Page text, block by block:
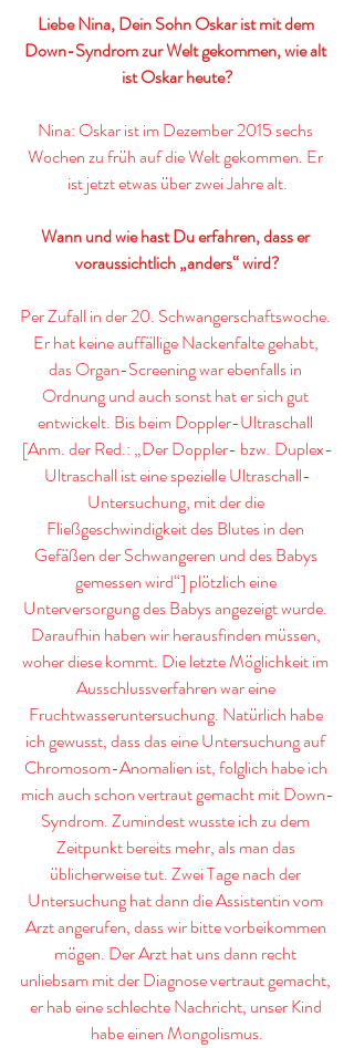
Liebe Nina, Dein Sohn Oskar ist mit dem
Down-Syndrom zur Welt gekommen, wie alt
ist Oskar heute?
Nina: Oskar ist im Dezember 2015 sechs
Wochen zu früh auf die Welt gekommen. Er
ist jetzt etwas über zwei Jahre alt.
Wann und wie hast Du erfahren, dass er
voraussichtlich „anders“ wird?
Per Zufall in der 20. Schwangerschaftswoche.
Er hat keine auffällige Nackenfalte gehabt,
das Organ-Screening war ebenfalls in
Ordnung und auch sonst hat er sich gut
entwickelt. Bis beim Doppler-Ultraschall
[Anm. der Red.: „Der Doppler- bzw. Duplex-
Ultraschall ist eine spezielle Ultraschall-
Untersuchung, mit der die
Fließgeschwindigkeit des Blutes in den
Gefäßen der Schwangeren und des Babys
gemessen wird“] plötzlich eine
Unterversorgung des Babys angezeigt wurde.
Daraufhin haben wir herausfinden müssen,
woher diese kommt. Die letzte Möglichkeit im
Ausschlussverfahren war eine
Fruchtwasseruntersuchung. Natürlich habe
ich gewusst, dass das eine Untersuchung auf
Chromosom-Anomalien ist, folglich habe ich
mich auch schon vertraut gemacht mit Down-
Syndrom. Zumindest wusste ich zu dem
Zeitpunkt bereits mehr, als man das
üblicherweise tut. Zwei Tage nach der
Untersuchung hat dann die Assistentin vom
Arzt angerufen, dass wir bitte vorbeikommen
mögen. Der Arzt hat uns dann recht
unliebsam mit der Diagnose vertraut gemacht,
er hab eine schlechte Nachricht, unser Kind
habe einen Mongolismus.